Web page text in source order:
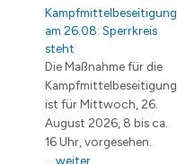
Kampfmittelbeseitigung
am 26.08: Sperrkreis
steht
Die Maßnahme für die
Kampfmittelbeseitigung
ist für Mittwoch, 26.
August 2026, 8 bis ca.
16 Uhr, vorgesehen.
weiter